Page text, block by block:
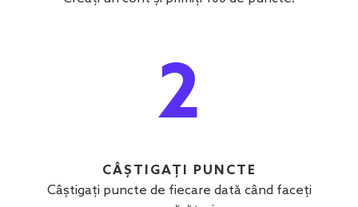
2
CÂȘTIGAȚI PUNCTE
Câștigați puncte de fiecare dată când faceți